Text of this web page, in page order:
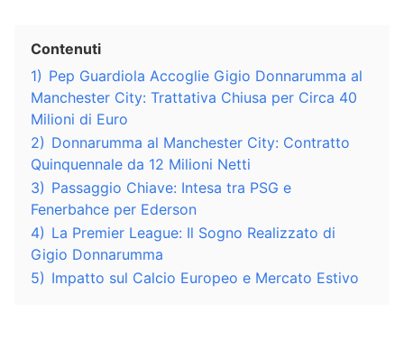
Contenuti
1) Pep Guardiola Accoglie Gigio Donnarumma al
Manchester City: Trattativa Chiusa per Circa 40
Milioni di Euro
2) Donnarumma al Manchester City: Contratto
Quinquennale da 12 Milioni Netti
3) Passaggio Chiave: Intesa tra PSG e
Fenerbahce per Ederson
4) La Premier League: Il Sogno Realizzato di
Gigio Donnarumma
5) Impatto sul Calcio Europeo e Mercato Estivo